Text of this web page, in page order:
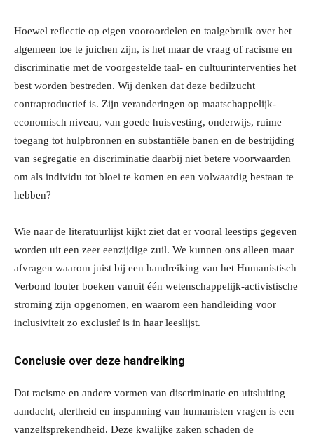
Hoewel reflectie op eigen vooroordelen en taalgebruik over het
algemeen toe te juichen zijn, is het maar de vraag of racisme en
discriminatie met de voorgestelde taal- en cultuurinterventies het
best worden bestreden. Wij denken dat deze bedilzucht
contraproductief is. Zijn veranderingen op maatschappelijk-
economisch niveau, van goede huisvesting, onderwijs, ruime
toegang tot hulpbronnen en substantiële banen en de bestrijding
van segregatie en discriminatie daarbij niet betere voorwaarden
om als individu tot bloei te komen en een volwaardig bestaan te
hebben?
Wie naar de literatuurlijst kijkt ziet dat er vooral leestips gegeven
worden uit een zeer eenzijdige zuil. We kunnen ons alleen maar
afvragen waarom juist bij een handreiking van het Humanistisch
Verbond louter boeken vanuit één wetenschappelijk-activistische
stroming zijn opgenomen, en waarom een handleiding voor
inclusiviteit zo exclusief is in haar leeslijst.
Conclusie over deze handreiking
Dat racisme en andere vormen van discriminatie en uitsluiting
aandacht, alertheid en inspanning van humanisten vragen is een
vanzelfsprekendheid. Deze kwalijke zaken schaden de